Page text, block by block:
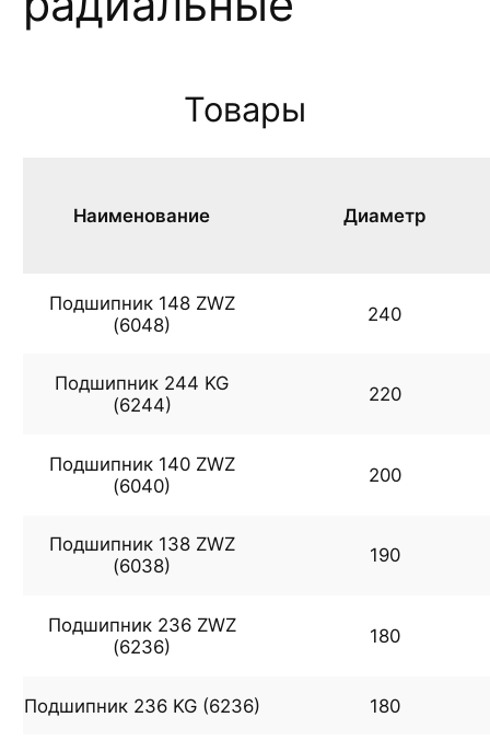
Товары
Наименование Диаметр
Подшипник 148 ZWZ
(6048)
240
Подшипник 244 KG
(6244)
220
Подшипник 140 ZWZ
(6040)
200
Подшипник 138 ZWZ
(6038)
190
Подшипник 236 ZWZ
(6236)
180
Подшипник 236 KG (6236) 180